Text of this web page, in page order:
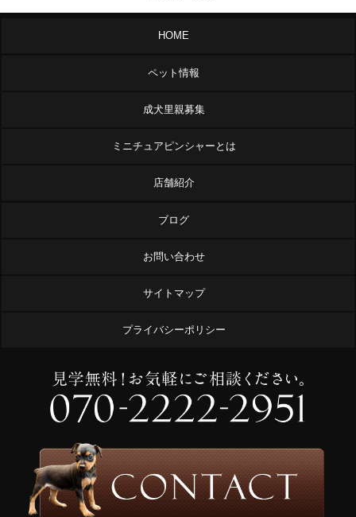
HOME
ペット情報
成犬里親募集
ミニチュアピンシャーとは
店舗紹介
ブログ
お問い合わせ
サイトマップ
プライバシーポリシー